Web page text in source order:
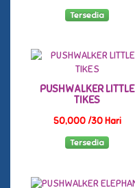
Tersedia
PUSHWALKER LITTLE
TIKES
50,000 /30 Hari
Tersedia